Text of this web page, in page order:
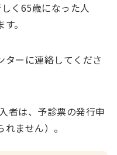
く65歳になった人
。
ターに連絡してくださ
者は、予診票の発行申
ません）。